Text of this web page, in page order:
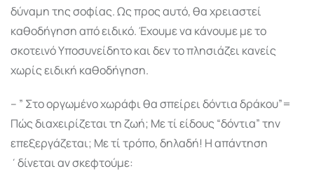
δύναμη της σοφίας. Ως προς αυτό, θα χρειαστεί
καθοδήγηση από ειδικό. Έχουμε να κάνουμε με το
σκοτεινό Υποσυνείδητο και δεν το πλησιάζει κανείς
χωρίς ειδική καθοδήγηση.
– ” Στο οργωμένο χωράφι θα σπείρει δόντια δράκου”=
Πώς διαχειρίζεται τη ζωή; Με τί είδους “δόντια” την
επεξεργάζεται; Με τί τρόπο, δηλαδή! Η απάντηση
΄δίνεται αν σκεφτούμε: